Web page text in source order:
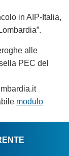
in AIP-Italia,
alle
PEC del
modulo